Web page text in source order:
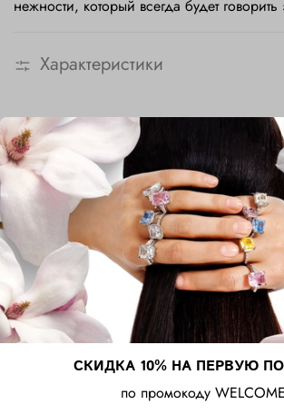
нежности, который всегда будет говорить
Характеристики
Сопутствующие товары
СКИДКА 10% НА ПЕРВУЮ
по промокоду WELCOME